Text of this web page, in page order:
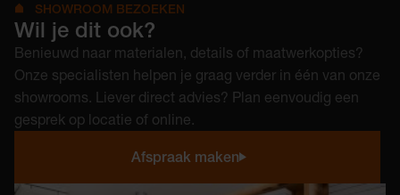
SHOWROOM BEZOEKEN
Wil je dit ook?
Benieuwd naar materialen, details of maatwerkopties?
Onze specialisten helpen je graag verder in één van onze
showrooms. Liever direct advies? Plan eenvoudig een
gesprek op locatie of online.
Afspraak maken